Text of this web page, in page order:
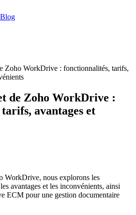
Blog
Zoho WorkDrive : fonctionnalités, tarifs,
de Zoho WorkDrive :
avantages et
WorkDrive, nous explorons les
avantages et les inconvénients, ainsi
ECM pour une gestion documentaire